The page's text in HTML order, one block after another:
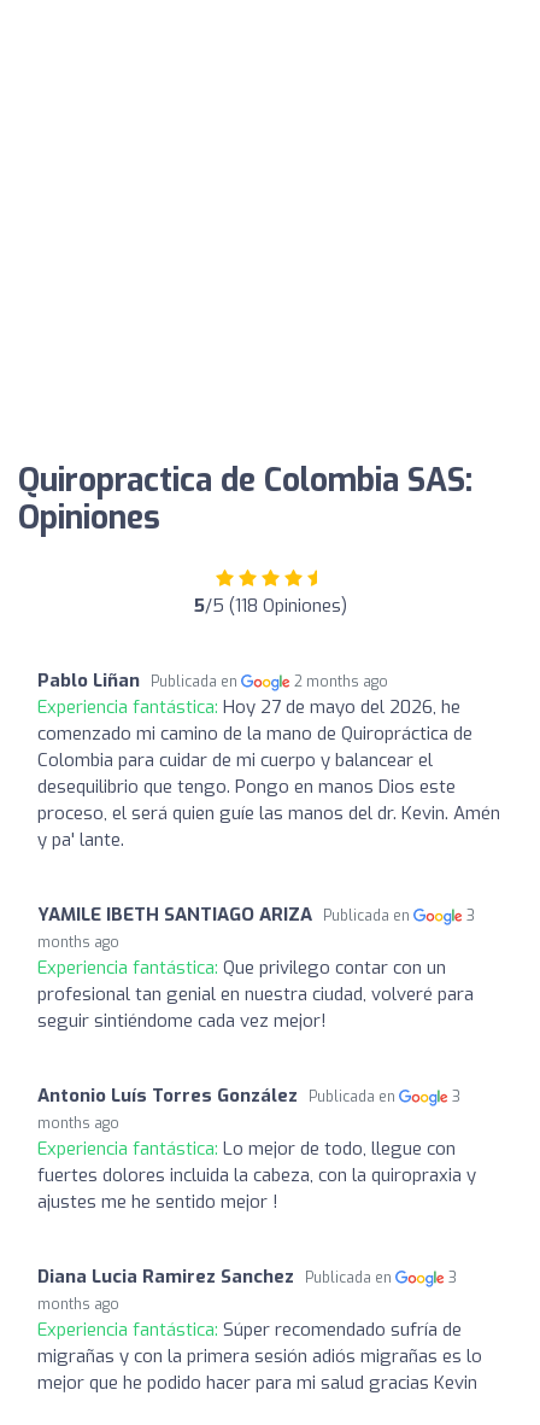
Quiropractica de Colombia SAS:
Opiniones
5/5 (118 Opiniones)
Pablo Liñan Publicada en 2 months ago
Experiencia fantástica: Hoy 27 de mayo del 2026, he
comenzado mi camino de la mano de Quiropráctica de
Colombia para cuidar de mi cuerpo y balancear el
desequilibrio que tengo. Pongo en manos Dios este
proceso, el será quien guíe las manos del dr. Kevin. Amén
y pa' lante.
YAMILE IBETH SANTIAGO ARIZA Publicada en
3
months ago
Experiencia fantástica: Que privilego contar con un
profesional tan genial en nuestra ciudad, volveré para
seguir sintiéndome cada vez mejor!
Antonio Luís Torres González Publicada en
3
months ago
Experiencia fantástica: Lo mejor de todo, llegue con
fuertes dolores incluida la cabeza, con la quiropraxia y
ajustes me he sentido mejor !
Diana Lucia Ramirez Sanchez Publicada en
3
months ago
Experiencia fantástica: Súper recomendado sufría de
migrañas y con la primera sesión adiós migrañas es lo
mejor que he podido hacer para mi salud gracias Kevin